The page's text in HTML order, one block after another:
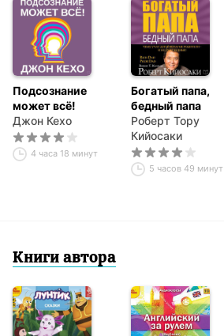
Подсознание
может всё!
Джон Кехо
4 часа 18 минут
Богатый папа,
бедный папа
Роберт Тору
Кийосаки
5 часов 49 минут
Книги автора